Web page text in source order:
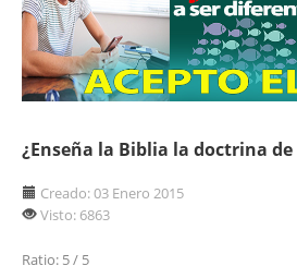
¿Enseña la Biblia la doctrina
Creado: 03 Enero 2015
Visto: 6863
Ratio: 5/ 5